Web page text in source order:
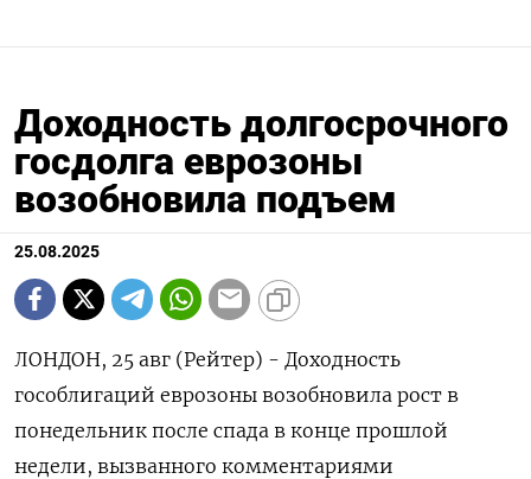
Доходность долгосрочного
госдолга еврозоны
возобновила подъем
25.08.2025
ЛОНДОН, 25 авг (Рейтер) - Доходность
гособлигаций еврозоны возобновила рост в
понедельник после спада в конце прошлой
недели, вызванного комментариями